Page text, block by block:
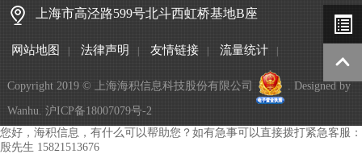
上海市高泾路599号北斗西虹桥基地B座
网站地图 | 法律声明 | 友情链接 | 流量统计 |
Copyright 2019 © 上海海积信息科技股份有限公司 . Designed by
Wanhu 沪ICP备18007079号-2
您好，海积信息，有什么可以帮助您？如有急事可以直接拨打紧急客服：
殷先生 15821513676